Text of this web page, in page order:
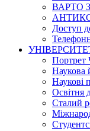
ВАРТО
Доступ
Наукова
Наукові
Освітня
Сталий